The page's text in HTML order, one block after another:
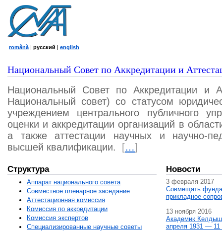
română | русский | english
Национальный Совет по Аккредитации и
Национальный Совет по Аккредитации и
Национальный совет) со статусом
учреждением центрального публичного
оценки и аккредитации организаций в
а также аттестации научных и научно-
высшей квалификации.
[…]
Структура
Аппарат национального совета
Совместное пленарное заседание
Аттестационная комисcия
Комиссия по аккредитации
Комиссия экспертов
Специализированные научные советы
Новости
3 февраля 2017
Совмещать
прикладное
13 ноября 2016
Академик
апреля 1931 — 11